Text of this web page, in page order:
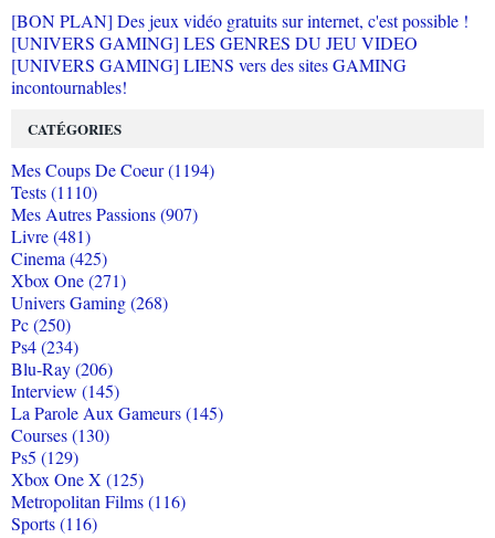
[BON PLAN] Des jeux vidéo gratuits sur internet, c'est possible !
[UNIVERS GAMING] LES GENRES DU JEU VIDEO
[UNIVERS GAMING] LIENS vers des sites GAMING
incontournables!
CATÉGORIES
Mes Coups De Coeur (1194)
Tests (1110)
Mes Autres Passions (907)
Livre (481)
Cinema (425)
Xbox One (271)
Univers Gaming (268)
Pc (250)
Ps4 (234)
Blu-Ray (206)
Interview (145)
La Parole Aux Gameurs (145)
Courses (130)
Ps5 (129)
Xbox One X (125)
Metropolitan Films (116)
Sports (116)